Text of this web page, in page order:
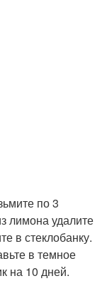
по 3
лимона удалите
в стеклобанку.
в темное
на 10 дней.